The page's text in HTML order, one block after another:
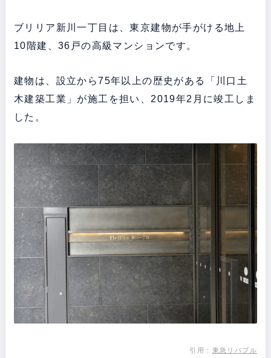
ブリリア新川一丁目は、東京建物が手がける地上
10階建、36戸の高級マンションです。
建物は、設立から75年以上の歴史がある「川口土
木建築工業」が施工を担い、2019年2月に竣工しま
した。
引用： 東急リバブル